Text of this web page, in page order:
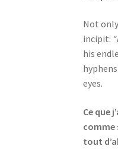
Not
incipit:
his
eyes.
Ce que
comme
tout